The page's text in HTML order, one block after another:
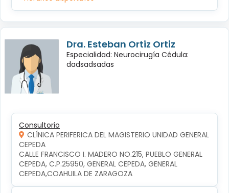
Dra. Esteban Ortiz Ortiz
Especialidad: Neurocirugía Cédula:
dadsadsadas
Consultorio
CLÍNICA PERIFERICA DEL MAGISTERIO UNIDAD GENERAL
CEPEDA
CALLE FRANCISCO I. MADERO NO.215, PUEBLO GENERAL
CEPEDA, C.P.25950, GENERAL CEPEDA, GENERAL
CEPEDA,COAHUILA DE ZARAGOZA